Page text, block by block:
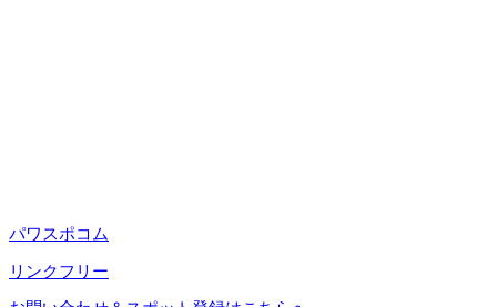
パワスポコム
リンクフリー